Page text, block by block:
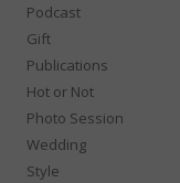
Podcast
Gift
Publications
Hot or Not
Photo Session
Wedding
Style